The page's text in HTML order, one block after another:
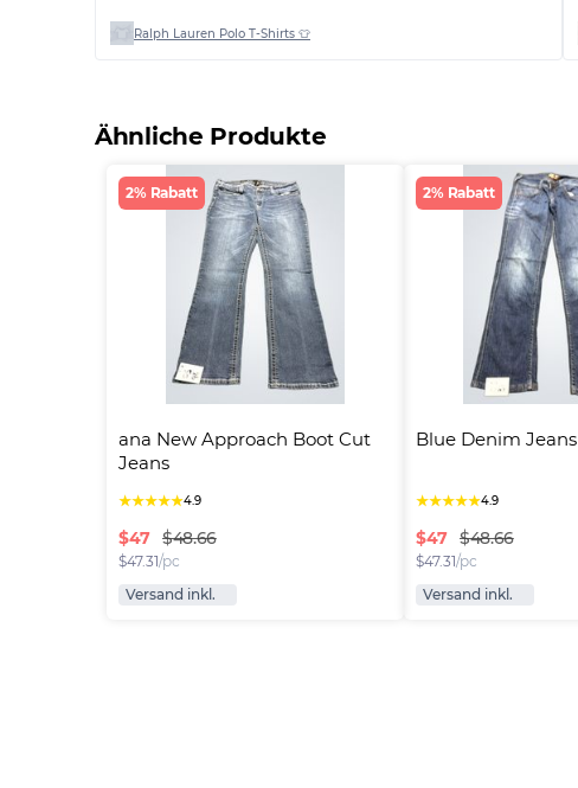
Ralph Lauren Polo T-Shirts 👕
Ähnliche Produkte
2% Rabatt
ana New Approach Boot Cut
Jeans
★★★★★4.9
$47 $48.66
$47.31/pc
Versand inkl.
2% Rabatt
Blue Denim Jeans
★★★★★4.9
$47 $48.66
$47.31/pc
Versand inkl.